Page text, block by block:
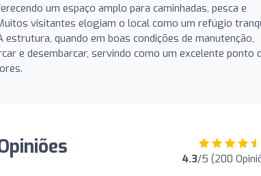
um espaço amplo para caminhadas, pesca e
visitantes elogiam o local como um refúgio
quando em boas condições de manutenção,
e desembarcar, servindo como um excelente ponto
4.3/5 (200